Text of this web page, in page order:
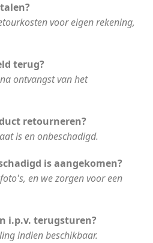
voor eigen rekening,
terug?
ontvangst van het
retourneren?
is en onbeschadigd.
is aangekomen?
en we zorgen voor een
i.p.v. terugsturen?
indien beschikbaar.